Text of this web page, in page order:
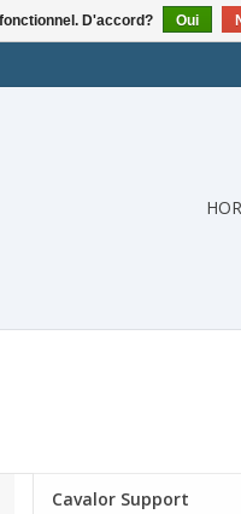
Cavalor Support
D'accord? Oui